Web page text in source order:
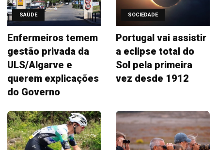
SAÚDE
Enfermeiros temem
gestão privada da
ULS/Algarve e
querem explicações
do Governo
SOCIEDADE
Portugal vai assistir
a eclipse total do
Sol pela primeira
vez desde 1912